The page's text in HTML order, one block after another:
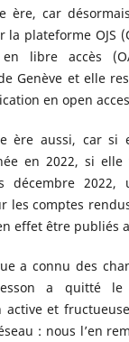
ère, car
la plateforme OJS
en libre accès
Genève et elle
en open
ère aussi, car si
en 2022, si
décembre
les comptes
effet être publiés
a connu des
a quitté
active et
: nous l’en